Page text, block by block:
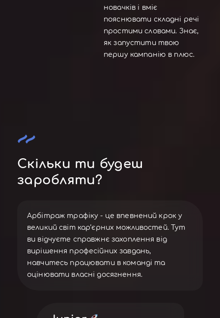
новачків і вміє
пояснювати складні речі
простими словами. Знає,
як запустити твою
першу кампанію в плюс.
Скільки ти будеш
заробляти?
Арбітраж трафіку - це впевнений крок у
великий світ кар’єрних можливостей. Тут
ви відчуєте справжнє захоплення від
вирішення професійних завдань,
навчитесь працювати в команді та
оцінювати власні досягнення.